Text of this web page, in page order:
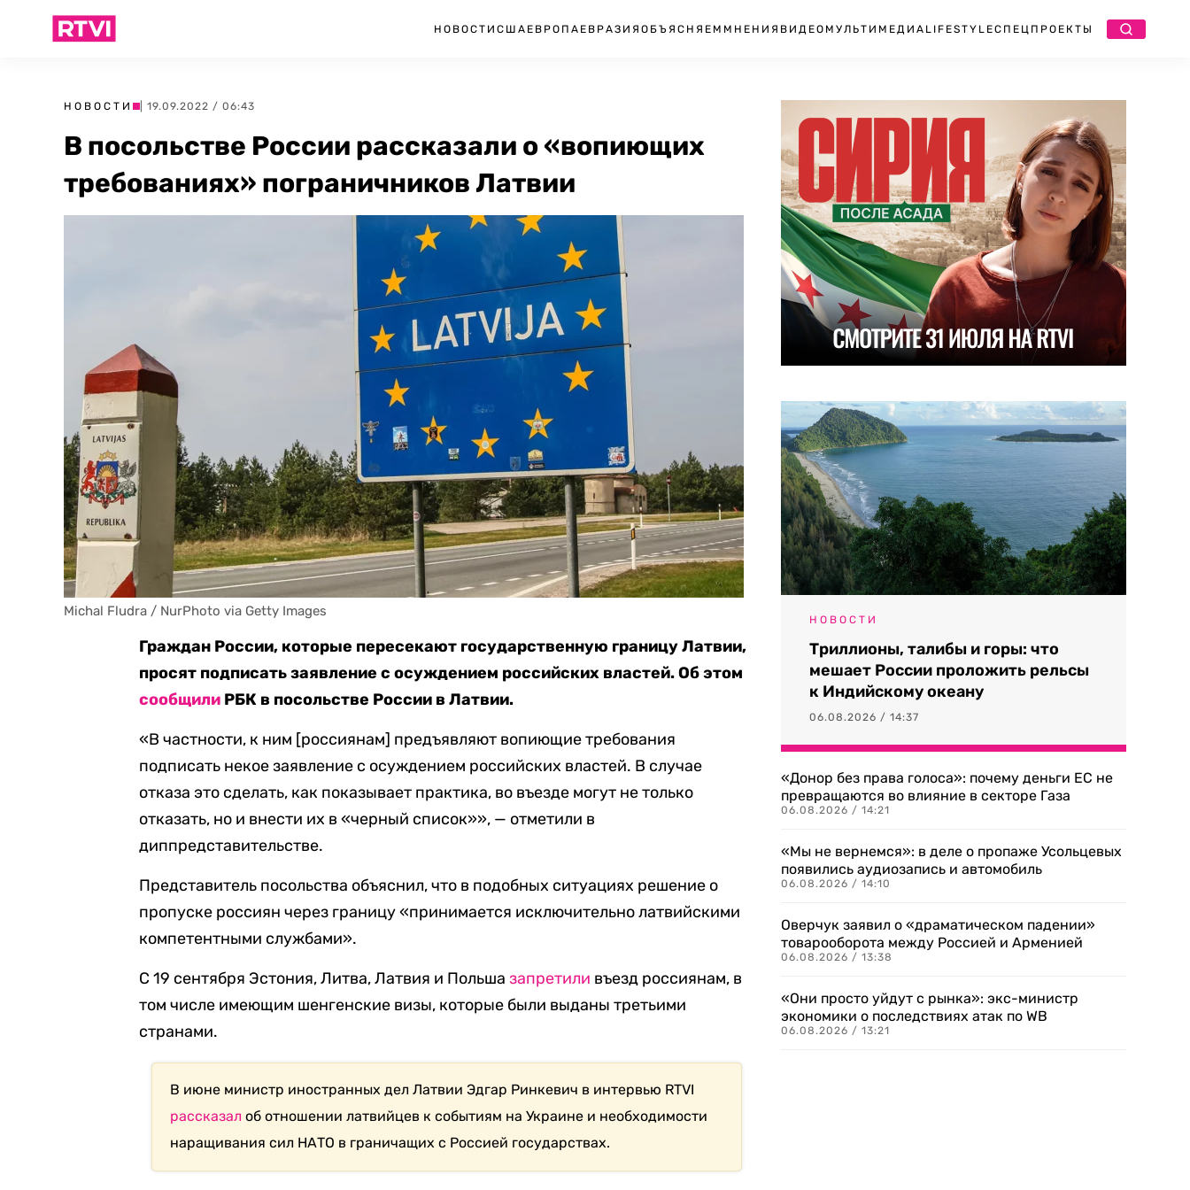
НОВОСТИ США ЕВРОПА ЕВРАЗИЯ ОБЪЯСНЯЕМ МНЕНИЯ ВИДЕО МУЛЬТИМЕДИА LIFESTYLEСПЕЦПРОЕКТЫ
НОВОСТИ | 19.09.2022 / 06:43
В посольстве России рассказали о «вопиющих
требованиях» пограничников Латвии
Michal Fludra / NurPhoto via Getty Images
Граждан России, которые пересекают государственную границу Латвии,
просят подписать заявление с осуждением российских властей. Об этом
сообщили РБК в посольстве России в Латвии.
«В частности, к ним [россиянам] предъявляют вопиющие требования
подписать некое заявление с осуждением российских властей. В случае
отказа это сделать, как показывает практика, во въезде могут не только
отказать, но и внести их в «черный список»», — отметили в
диппредставительстве.
Представитель посольства объяснил, что в подобных ситуациях решение о
пропуске россиян через границу «принимается исключительно латвийскими
компетентными службами».
С 19 сентября Эстония, Литва, Латвия и Польшазапретили въезд россиянам, в
том числе имеющим шенгенские визы, которые были выданы третьими
странами.
В июне министр иностранных дел Латвии Эдгар Ринкевич в интервью RTVI
рассказал об отношении латвийцев к событиям на Украине и необходимости
наращивания сил НАТО в граничащих с Россией государствах.
НОВОСТИ
Триллионы, талибы и горы: что
мешает России проложить рельсы
к Индийскому океану
06.08.2026 / 14:37
«Донор без права голоса»: почему деньги ЕС не
превращаются во влияние в секторе Газа
06.08.2026 / 14:21
«Мы не вернемся»: в деле о пропаже Усольцевых
появились аудиозапись и автомобиль
06.08.2026 / 14:10
Оверчук заявил о «драматическом падении»
товарооборота между Россией и Арменией
06.08.2026 / 13:38
«Они просто уйдут с рынка»: экс-министр
экономики о последствиях атак по WB
06.08.2026 / 13:21